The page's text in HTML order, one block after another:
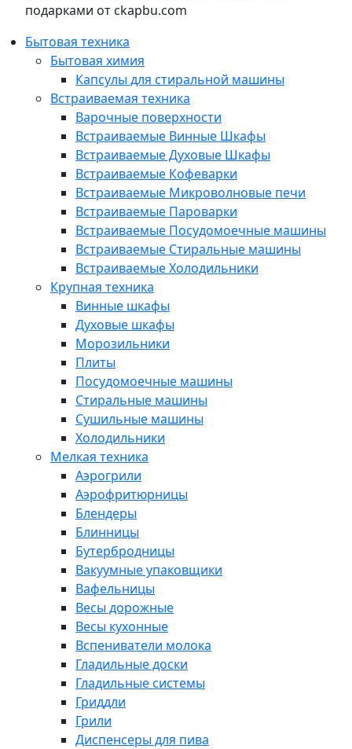
подарками от ckapbu.com
Бытовая техника
Бытовая химия
Капсулы для стиральной машины
Встраиваемая техника
Варочные поверхности
Встраиваемые Винные Шкафы
Встраиваемые Духовые Шкафы
Встраиваемые Кофеварки
Встраиваемые Микроволновые печи
Встраиваемые Пароварки
Встраиваемые Посудомоечные машины
Встраиваемые Стиральные машины
Встраиваемые Холодильники
Крупная техника
Винные шкафы
Духовые шкафы
Морозильники
Плиты
Посудомоечные машины
Стиральные машины
Сушильные машины
Холодильники
Мелкая техника
Аэрогрили
Аэрофритюрницы
Блендеры
Блинницы
Бутербродницы
Вакуумные упаковщики
Вафельницы
Весы дорожные
Весы кухонные
Вспениватели молока
Гладильные доски
Гладильные системы
Гриддли
Грили
Диспенсеры для пива